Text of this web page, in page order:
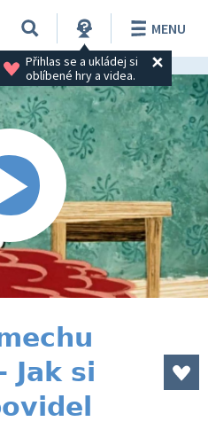
Přihlas se a ukládej si
oblíbené hry a videa.
MENU
Jak si